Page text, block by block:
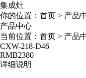
集成灶
你的位置： 首页 > 产品
产品中心
当前位置： 首页 > 产品
CXW-218-D46
RMB2380
详细说明